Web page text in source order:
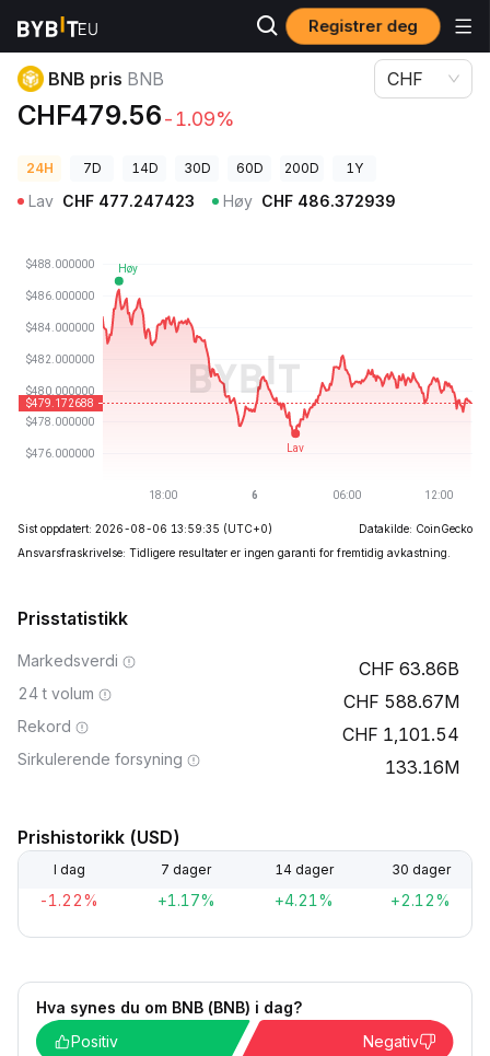
Registrer deg
Kryptopriser
BNB pris BNB
CHF479.56-1.09%
CHF
24H 7D 14D 30D 60D 200D 1Y
Lav CHF 477.247423 Høy CHF 486.372939
Sist oppdatert: 2026-08-06 13:59:35 (UTC+0)
Datakilde: CoinGecko
Ansvarsfraskrivelse: Tidligere resultater er ingen garanti for fremtidig avkastning.
Prisstatistikk
Markedsverdi 63.86B
24 t volum 588.67M
Rekord 1,101.54
Sirkulerende forsyning 133.16M
Prishistorikk (USD)
I dag 7 dager 14 dager 30 dager
-1.22% +1.17% +4.21% +2.12%
Hva synes du om BNB (BNB) i dag?
Positiv
Negativ